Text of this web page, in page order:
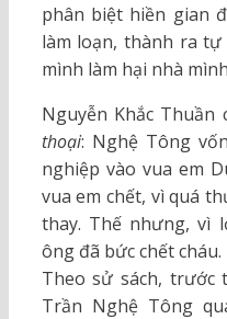
phân biệt hiền gian
làm loạn, thành ra
mình làm hại nhà
Nguyễn Khắc
thoại: Nghệ Tông
nghiệp vào vua em
vua em chết, vì quá
thay. Thế nhưng, vì
ông đã bức chết cháu.
Theo sử sách,
Trần Nghệ Tông